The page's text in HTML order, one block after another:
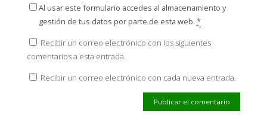
Al usar este formulario accedes al almacenamiento y
gestión de tus datos por parte de esta web. *
Recibir un correo electrónico con los siguientes
comentarios a esta entrada.
Recibir un correo electrónico con cada nueva entrada.